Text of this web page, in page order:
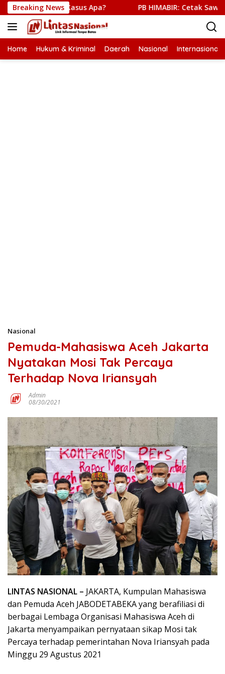
Langsung
ke
konten
Breaking News
Kasus Apa? PB HIMABIR: Cetak Sawah Baru
Home Hukum & Kriminal Daerah Nasional Internasional
Nasional
Pemuda-Mahasiswa Aceh Jakarta
Nyatakan Mosi Tak Percaya
Terhadap Nova Iriansyah
Admin
08/30/2021
LINTAS NASIONAL – JAKARTA, Kumpulan Mahasiswa
dan Pemuda Aceh JABODETABEKA yang berafiliasi di
berbagai Lembaga Organisasi Mahasiswa Aceh di
Jakarta menyampaikan pernyataan sikap Mosi tak
Percaya terhadap pemerintahan Nova Iriansyah pada
Minggu 29 Agustus 2021